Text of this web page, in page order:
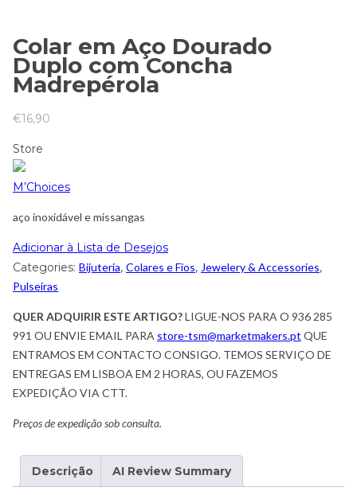
Colar em Aço Dourado
Duplo com Concha
Madrepérola
€16,90
Store
M’Choices
aço inoxidável e missangas
Adicionar à Lista de Desejos
Categories: Bijuteria, Colares e Fios, Jewelery & Accessories,
Pulseiras
QUER ADQUIRIR ESTE ARTIGO?LIGUE-NOS PARA O 936 285
991 OU ENVIE EMAIL PARA store-tsm@marketmakers.pt QUE
ENTRAMOS EM CONTACTO CONSIGO. TEMOS SERVIÇO DE
ENTREGAS EM LISBOA EM 2 HORAS, OU FAZEMOS
EXPEDIÇÃO VIA CTT.
Preços de expedição sob consulta.
Descrição AI Review Summary